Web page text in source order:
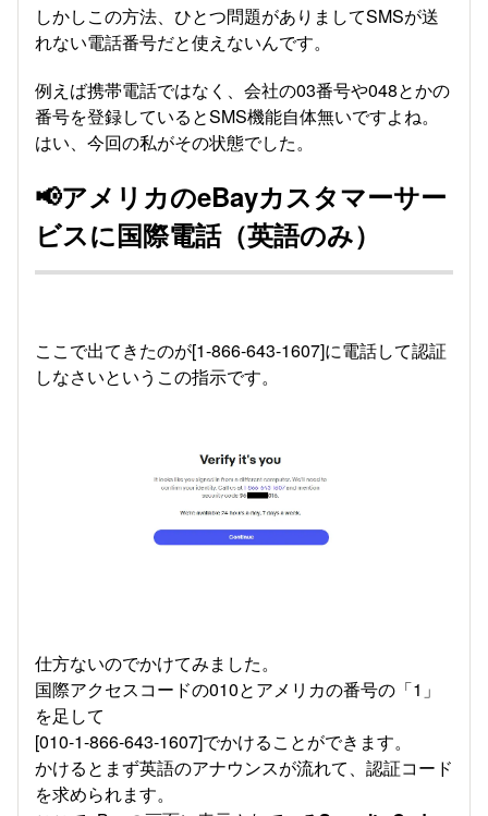
しかしこの方法、ひとつ問題がありましてSMSが送
れない電話番号だと使えないんです。
例えば携帯電話ではなく、会社の03番号や048とかの
番号を登録しているとSMS機能自体無いですよね。
はい、今回の私がその状態でした。
📢アメリカのeBayカスタマーサー
ビスに国際電話（英語のみ）
ここで出てきたのが[1-866-643-1607]に電話して認証
しなさいというこの指示です。
仕方ないのでかけてみました。
国際アクセスコードの010とアメリカの番号の「1」
を足して
[010-1-866-643-1607]でかけることができます。
かけるとまず英語のアナウンスが流れて、認証コード
を求められます。